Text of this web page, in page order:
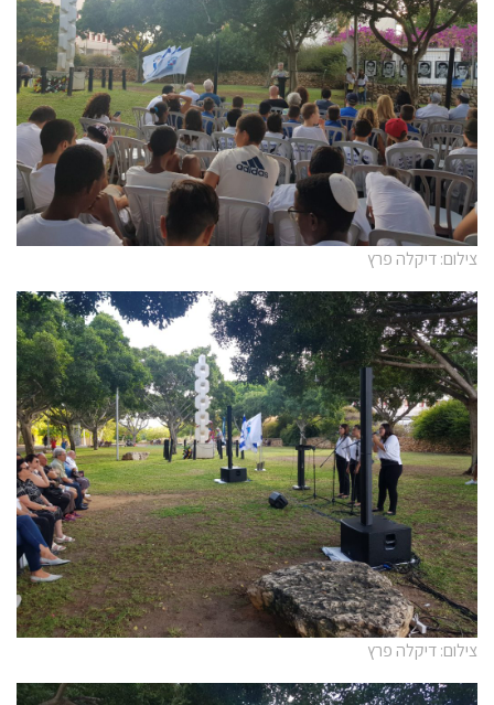
צילום: דיקלה פרץ
צילום: דיקלה פרץ